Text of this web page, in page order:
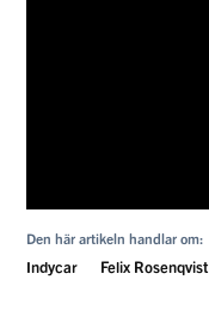
Den här artikeln handlar om:
Indycar Felix Rosenqvist